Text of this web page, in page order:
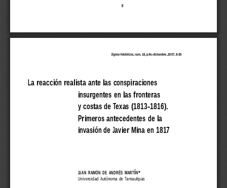
8
JUAN  RAMÓN  DE  ANDRÉS  MARTÍN*
Universidad  Autónoma  de  Tamaulipas
Signos Históricos, núm. 18, julio-diciembre, 2007, 8-35
La reacción realista ante las conspiraciones
insurgentes en las fronteras
y costas de Texas (1813-1816).
Primeros antecedentes de la
invasión de Javier Mina en 1817